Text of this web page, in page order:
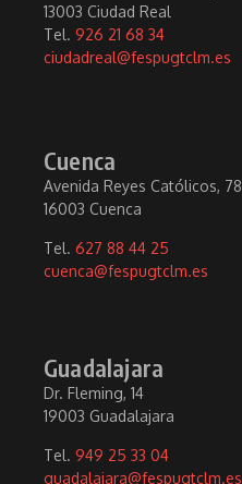
13003 Ciudad Real
Tel. 926 21 68 34
ciudadreal@fespugtclm.es
Cuenca
Avenida Reyes Católicos, 78
16003 Cuenca
Tel. 627 88 44 25
cuenca@fespugtclm.es
Guadalajara
Dr. Fleming, 14
19003 Guadalajara
Tel. 949 25 33 04
guadalajara@fespugtclm.es